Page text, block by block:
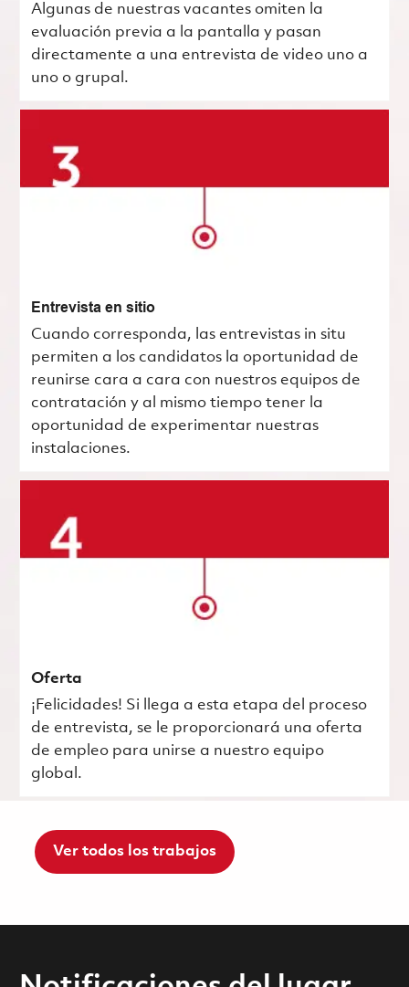
Algunas de nuestras vacantes omiten la
evaluación previa a la pantalla y pasan
directamente a una entrevista de video uno a
uno o grupal.
Entrevista en sitio
Cuando corresponda, las entrevistas in situ
permiten a los candidatos la oportunidad de
reunirse cara a cara con nuestros equipos de
contratación y al mismo tiempo tener la
oportunidad de experimentar nuestras
instalaciones.
Oferta
¡Felicidades! Si llega a esta etapa del proceso
de entrevista, se le proporcionará una oferta
de empleo para unirse a nuestro equipo
global.
Ver todos los trabajos